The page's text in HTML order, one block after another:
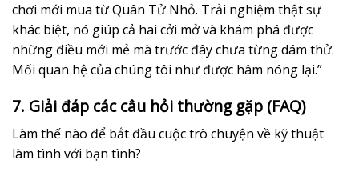
chơi mới mua từ Quân Tử Nhỏ. Trải nghiệm thật sự
khác biệt, nó giúp cả hai cởi mở và khám phá được
những điều mới mẻ mà trước đây chưa từng dám thử.
Mối quan hệ của chúng tôi như được hâm nóng lại.”
7. Giải đáp các câu hỏi thường gặp (FAQ)
Làm thế nào để bắt đầu cuộc trò chuyện về kỹ thuật
làm tình với bạn tình?